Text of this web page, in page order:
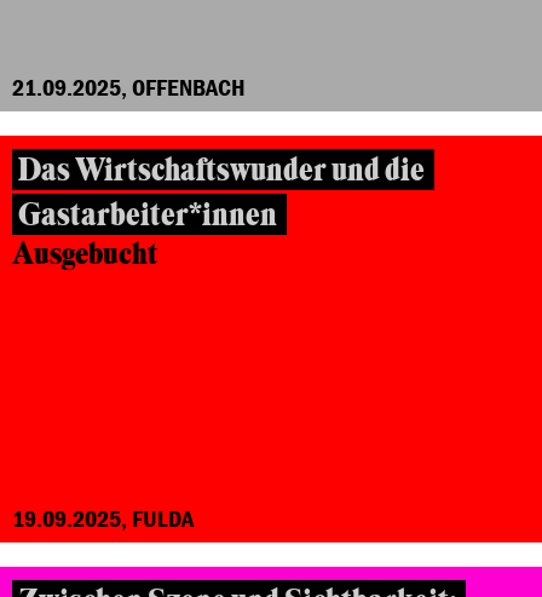
21.09.2025, OFFENBACH
Das Wirtschaftswunder und die
Gastarbeiter*innen
Ausgebucht
19.09.2025, FULDA